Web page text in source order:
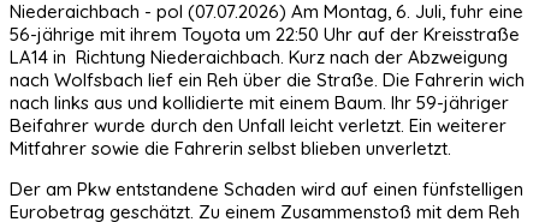
Niederaichbach - pol (07.07.2026) Am Montag, 6. Juli, fuhr eine
56-jährige mit ihrem Toyota um 22:50 Uhr auf der Kreisstraße
LA14 in Richtung Niederaichbach. Kurz nach der Abzweigung
nach Wolfsbach lief ein Reh über die Straße. Die Fahrerin wich
nach links aus und kollidierte mit einem Baum. Ihr 59-jähriger
Beifahrer wurde durch den Unfall leicht verletzt. Ein weiterer
Mitfahrer sowie die Fahrerin selbst blieben unverletzt.
Der am Pkw entstandene Schaden wird auf einen fünfstelligen
Eurobetrag geschätzt. Zu einem Zusammenstoß mit dem Reh